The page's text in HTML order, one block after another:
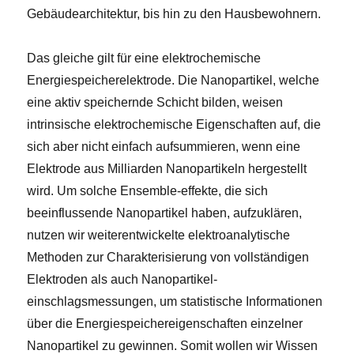
Gebäudearchitektur, bis hin zu den Hausbewohnern.
Das gleiche gilt für eine elektrochemische
Energiespeicherelektrode. Die Nanopartikel, welche
eine aktiv speichernde Schicht bilden, weisen
intrinsische elektrochemische Eigenschaften auf, die
sich aber nicht einfach aufsummieren, wenn eine
Elektrode aus Milliarden Nanopartikeln hergestellt
wird. Um solche Ensemble-effekte, die sich
beeinflussende Nanopartikel haben, aufzuklären,
nutzen wir weiterentwickelte elektroanalytische
Methoden zur Charakterisierung von vollständigen
Elektroden als auch Nanopartikel-
einschlagsmessungen, um statistische Informationen
über die Energiespeichereigenschaften einzelner
Nanopartikel zu gewinnen. Somit wollen wir Wissen